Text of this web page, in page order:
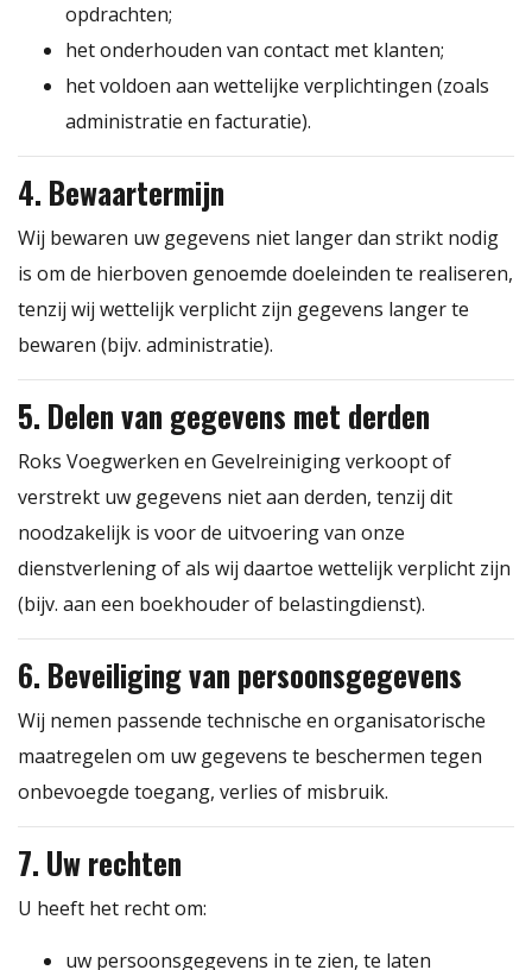
opdrachten;
het onderhouden van contact met klanten;
het voldoen aan wettelijke verplichtingen (zoals
administratie en facturatie).
4. Bewaartermijn
Wij bewaren uw gegevens niet langer dan strikt nodig
is om de hierboven genoemde doeleinden te realiseren,
tenzij wij wettelijk verplicht zijn gegevens langer te
bewaren (bijv. administratie).
5. Delen van gegevens met derden
Roks Voegwerken en Gevelreiniging verkoopt of
verstrekt uw gegevens niet aan derden, tenzij dit
noodzakelijk is voor de uitvoering van onze
dienstverlening of als wij daartoe wettelijk verplicht zijn
(bijv. aan een boekhouder of belastingdienst).
6. Beveiliging van persoonsgegevens
Wij nemen passende technische en organisatorische
maatregelen om uw gegevens te beschermen tegen
onbevoegde toegang, verlies of misbruik.
7. Uw rechten
U heeft het recht om:
uw persoonsgegevens in te zien, te laten